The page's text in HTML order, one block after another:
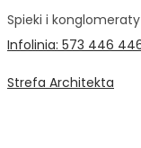
Spieki i
Infolinia: 573 446
Strefa Architekta